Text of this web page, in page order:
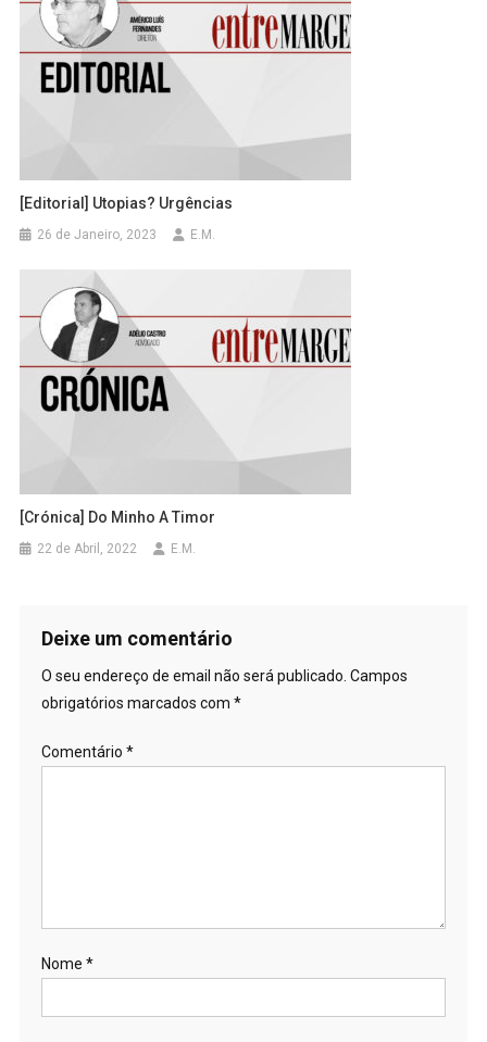
[Editorial] Utopias? Urgências
26 de Janeiro, 2023 E.M.
[Crónica] Do Minho A Timor
22 de Abril, 2022 E.M.
Deixe um comentário
O seu endereço de email não será publicado. Campos
obrigatórios marcados com *
Comentário *
Nome *